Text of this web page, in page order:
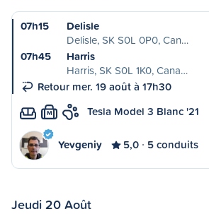
07h15
Delisle
Delisle, SK S0L 0P0, Can…
07h45
Harris
Harris, SK S0L 1K0, Cana…
Retour mer. 19 août à 17h30
M Tesla Model 3 Blanc '21
Yevgeniy 5,0 5 conduits
Jeudi 20 Août